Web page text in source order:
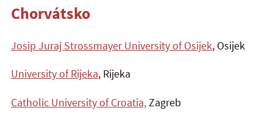
Chorvátsko
Josip Juraj Strossmayer University of Osijek, Osijek
University of Rijeka, Rijeka
Catholic University of Croatia,Zagreb